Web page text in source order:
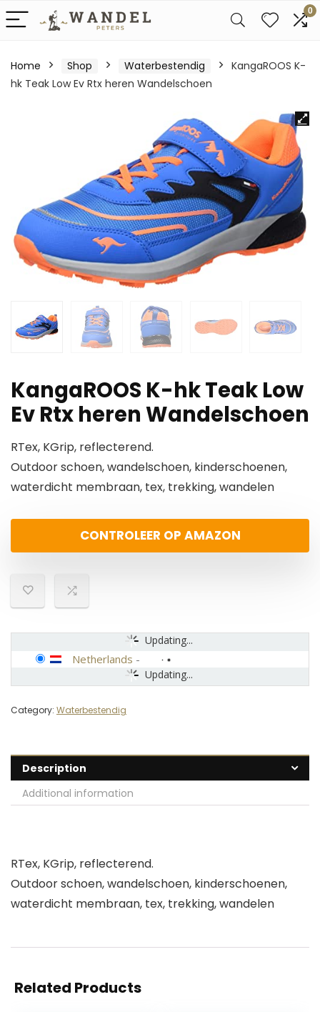
0
Home Shop Waterbestendig
KangaROOS K-
hk Teak Low Ev Rtx heren Wandelschoen
KangaROOS K-hk Teak Low
Ev Rtx heren Wandelschoen
RTex, KGrip, reflecterend.
Outdoor schoen, wandelschoen, kinderschoenen,
waterdicht membraan, tex, trekking, wandelen
CONTROLEER OP AMAZON
Updating...
Updating...
Netherlands -
Category: Waterbestendig
Description
Additional information
RTex, KGrip, reflecterend.
Outdoor schoen, wandelschoen, kinderschoenen,
waterdicht membraan, tex, trekking, wandelen
Related Products